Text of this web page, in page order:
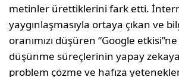
metinler ürettiklerini fark etti.
yaygınlaşmasıyla ortaya çıkan ve
oranımızı düşüren “Google
düşünme süreçlerinin yapay
problem çözme ve hafıza